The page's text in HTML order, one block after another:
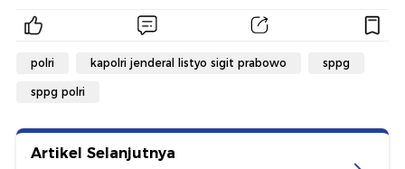
polri kapolri jenderal listyo sigit prabowo sppg
sppg polri
Artikel Selanjutnya